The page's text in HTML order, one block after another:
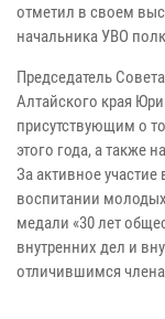
отметил в своем
начальника УВО
Председатель
Алтайского края
присутствующим о
этого года, а также
За активное
воспитании
медали «30 лет
внутренних дел и
отличившимся